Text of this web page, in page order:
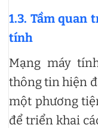
1.3. Tầm quan
tính
Mạng máy
thông tin hiện
một phương
để triển khai